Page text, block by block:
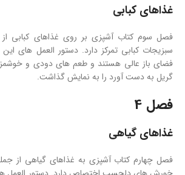
غذاهای کبابی
فصل سوم کتاب آشپزی بر روی غذاهای کبابی از
سبزیجات کبابی تمرکز دارد. دستور العمل های
فضای باز عالی هستند و طعم های دودی و
گریل به دست آورد را به نمایش گذاشت.
فصل 4
غذاهای گیاهی
فصل چهارم کتاب آشپزی به غذاهای گیاهی از